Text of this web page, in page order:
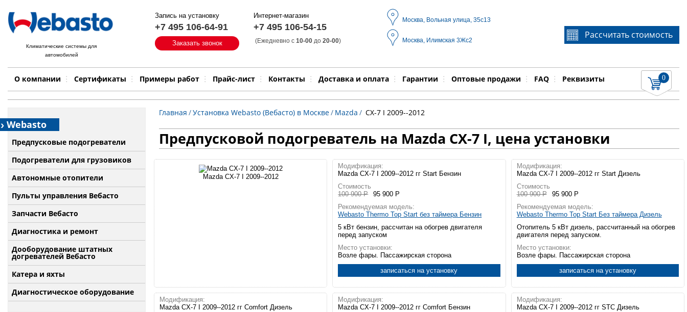
Климатические системы для
автомобилей
Запись на установку
+7 495 106-64-91
Заказать звонок
Интернет-магазин
+7 495 106-54-15
(Ежедневно с 10-00 до 20-00)
Москва, Вольная улица, 35с13
Москва, Илимская 3Жс2
Рассчитать стоимость
О компании Сертификаты Примеры работ Прайс-лист Контакты Доставка и оплата Гарантии Оптовые продажи FAQ Реквизиты 0
Быстрый поиск:
Если Вы не знаете идентификационный номер
запчасти, звоните по телефону+7 495 106-64-91, мы
Примеры работ Бренд Модель Выполняемые работы
Webasto
Предпусковые подогреватели
Подогреватели для грузовиков
Автономные отопители
Пульты управления Вебасто
Запчасти Вебасто
Диагностика и ремонт
Дооборудование штатных
догревателей Вебасто
Катера и яхты
Диагностическое оборудование
Главная /Установка Webasto (Вебасто) в Москве/ Mazda / CX-7 I 2009--2012
Предпусковой подогреватель на Mazda CX-7 I, цена установки
Mazda CX-7 I 2009--2012
Модификация:
Mazda CX-7 I 2009--2012 гг Start Бензин
Стоимость
100 900 Р
95 900 Р
Рекомендуемая модель:
Webasto Thermo Top Start без таймера Бензин
5 кВт бензин, рассчитан на обогрев двигателя
перед запуском
Место установки:
Возле фары. Пассажирская сторона
записаться на установку
Модификация:
Mazda CX-7 I 2009--2012 гг Start Дизель
Стоимость
100 900 Р
95 900 Р
Рекомендуемая модель:
Webasto Thermo Top Start Без таймера Дизель
Отопитель 5 кВт дизель, рассчитанный на обогрев
двигателя перед запуском.
Место установки:
Возле фары. Пассажирская сторона
записаться на установку
Модификация:
Mazda CX-7 I 2009--2012 гг Comfort Дизель
Модификация:
Mazda CX-7 I 2009--2012 гг Comfort Бензин
Модификация:
Mazda CX-7 I 2009--2012 гг STC Дизель